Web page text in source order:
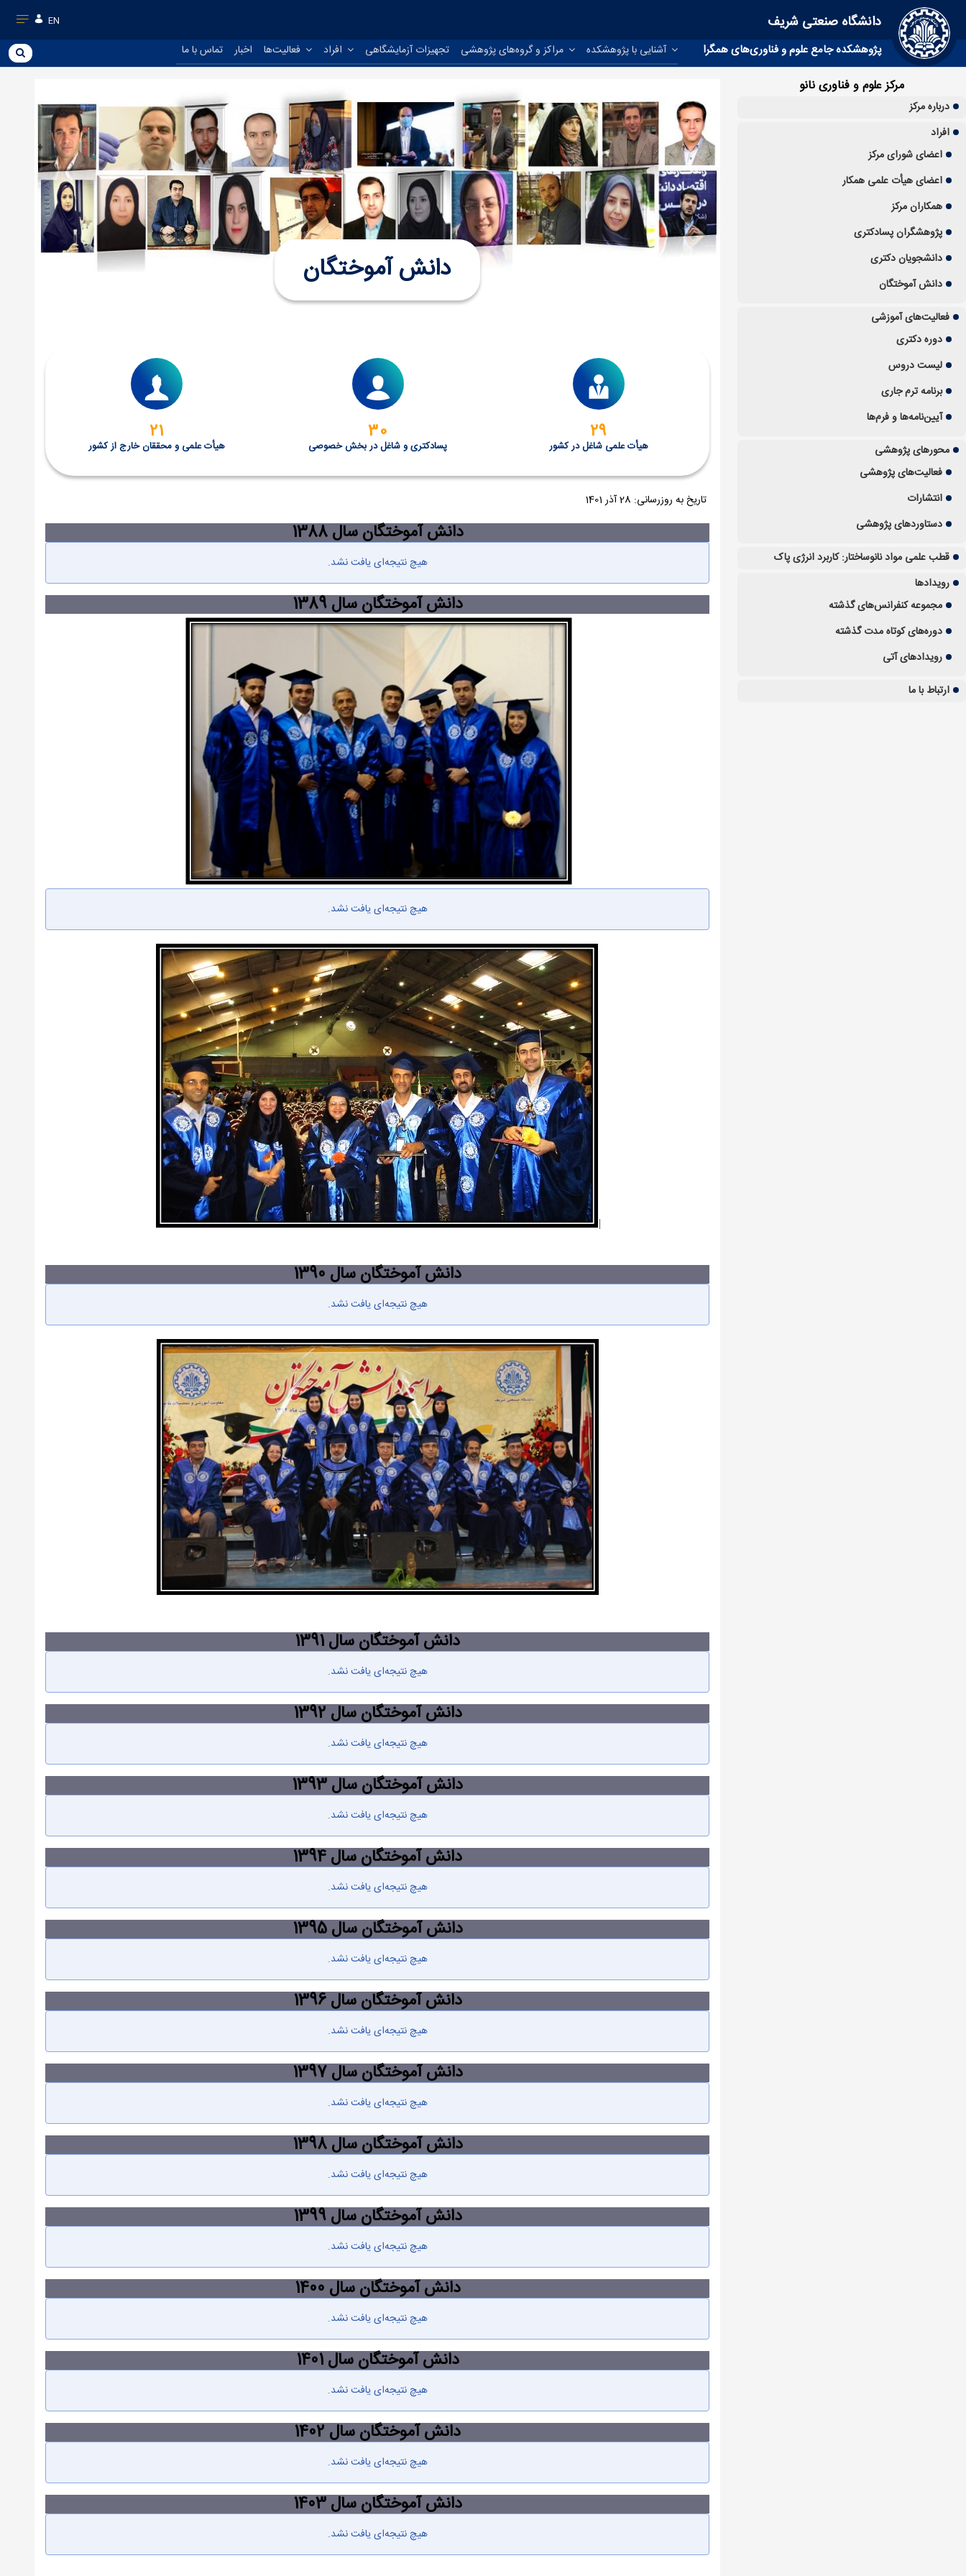
دانشگاه صنعتی شریف EN
پژوهشکده جامع علوم و فناوری‌های همگرا آشنایی با پژوهشکده مراکز و گروه‌های پژوهشی تجهیزات آزمایشگاهی افراد فعالیت‌ها اخبار تماس با ما
مرکز علوم و فناوری نانو
درباره مرکز
افراد
اعضای شورای مرکز
اعضای هیأت علمی همکار
همکاران مرکز
پژوهشگران پسادکتری
دانشجویان دکتری
دانش آموختگان
فعالیت‌های آموزشی
دوره دکتری
لیست دروس
برنامه ترم جاری
آیین‌نامه‌ها و فرم‌ها
محورهای پژوهشی
فعالیت‌های پژوهشی
انتشارات
دستاوردهای پژوهشی
قطب علمی مواد نانوساختار: کاربرد انرژی پاک
رویدادها
مجموعه کنفرانس‌های گذشته
دوره‌های کوتاه مدت گذشته
رویدادهای آتی
ارتباط با ما
دانش آموختگان
29
هیأت علمی شاغل در کشور
30
پسادکتری و شاغل در بخش خصوصی
21
هیأت علمی و محققان خارج از کشور
تاریخ به روزرسانی: 28 آذر 1401
دانش آموختگان سال 1388
هیچ نتیجه‌ای یافت نشد.
دانش آموختگان سال 1389
هیچ نتیجه‌ای یافت نشد.
دانش آموختگان سال 1390
هیچ نتیجه‌ای یافت نشد.
دانش آموختگان سال 1391
هیچ نتیجه‌ای یافت نشد.
دانش آموختگان سال 1392
هیچ نتیجه‌ای یافت نشد.
دانش آموختگان سال 1393
هیچ نتیجه‌ای یافت نشد.
دانش آموختگان سال 1394
هیچ نتیجه‌ای یافت نشد.
دانش آموختگان سال 1395
هیچ نتیجه‌ای یافت نشد.
دانش آموختگان سال 1396
هیچ نتیجه‌ای یافت نشد.
دانش آموختگان سال 1397
هیچ نتیجه‌ای یافت نشد.
دانش آموختگان سال 1398
هیچ نتیجه‌ای یافت نشد.
دانش آموختگان سال 1399
هیچ نتیجه‌ای یافت نشد.
دانش آموختگان سال 1400
هیچ نتیجه‌ای یافت نشد.
دانش آموختگان سال 1401
هیچ نتیجه‌ای یافت نشد.
دانش آموختگان سال 1402
هیچ نتیجه‌ای یافت نشد.
دانش آموختگان سال 1403
هیچ نتیجه‌ای یافت نشد.